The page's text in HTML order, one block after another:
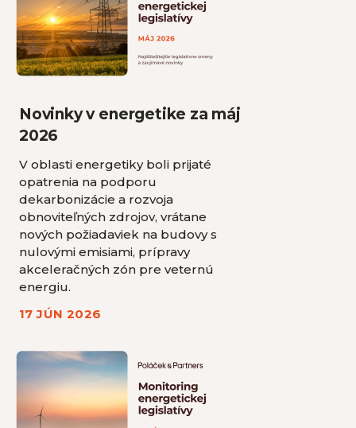
Novinky v energetike za máj
2026
V oblasti energetiky boli prijaté
opatrenia na podporu
dekarbonizácie a rozvoja
obnoviteľných zdrojov, vrátane
nových požiadaviek na budovy s
nulovými emisiami, prípravy
akceleračných zón pre veternú
energiu.
17 JÚN 2026